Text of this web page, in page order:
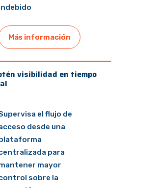
Más información
visibilidad en tiempo
el flujo de
desde una
para
mayor
sobre la